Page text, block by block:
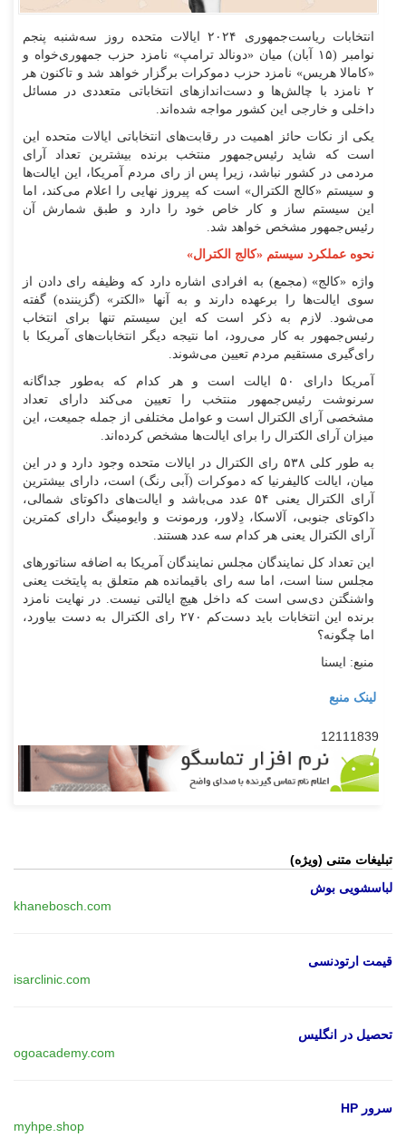
انتخابات ریاست‌جمهوری ۲۰۲۴ ایالات متحده روز سه‌شنبه پنجم
نوامبر (۱۵ آبان) میان «دونالد ترامپ» نامزد حزب جمهوری‌خواه و
«کامالا هریس» نامزد حزب دموکرات برگزار خواهد شد و تاکنون هر
۲ نامزد با چالش‌ها و دست‌انداز‌های انتخاباتی متعددی در مسائل
داخلی و خارجی این کشور مواجه شده‌اند.
یکی از نکات حائز اهمیت در رقابت‌های انتخاباتی ایالات متحده این
است که شاید رئیس‌جمهور منتخب برنده بیشترین تعداد آرای
مردمی در کشور نباشد، زیرا پس از رای مردم آمریکا، این ایالت‌ها
و سیستم «کالج الکترال» است که پیروز نهایی را اعلام می‌کند، اما
این سیستم ساز و کار خاص خود را دارد و طبق شمارش آن
رئیس‌جمهور مشخص خواهد شد.
نحوه عملکرد سیستم «کالج الکترال»
واژه «کالج» (مجمع) به افرادی اشاره دارد که وظیفه رای دادن از
سوی ایالت‌ها را برعهده دارند و به آنها «الکتر» (گزیننده) گفته
می‌شود. لازم به ذکر است که این سیستم تنها برای انتخاب
رئیس‌جمهور به کار می‌رود، اما نتیجه دیگر انتخابات‌های آمریکا با
رای‌گیری مستقیم مردم تعیین می‌شوند.
آمریکا دارای ۵۰ ایالت است و هر کدام که به‌طور جداگانه
سرنوشت رئیس‌جمهور منتخب را تعیین می‌کند دارای تعداد
مشخصی آرای الکترال است و عوامل مختلفی از جمله جمیعت، این
میزان آرای الکترال را برای ایالت‌ها مشخص کرده‌اند.
به طور کلی ۵۳۸ رای الکترال در ایالات متحده وجود دارد و در این
میان، ایالت کالیفرنیا که دموکرات (آبی رنگ) است، دارای بیشترین
آرای الکترال یعنی ۵۴ عدد می‌باشد و ایالت‌های داکوتای شمالی،
داکوتای جنوبی، آلاسکا، دِلاور، ورمونت و وایومینگ دارای کمترین
آرای الکترال یعنی هر کدام سه عدد هستند.
این تعداد کل نمایندگان مجلس نمایندگان آمریکا به اضافه سناتور‌های
مجلس سنا است، اما سه رای باقیمانده هم متعلق به پایتخت یعنی
واشنگتن دی‌سی است که داخل هیچ ایالتی نیست. در نهایت نامزد
برنده این انتخابات باید دست‌کم ۲۷۰ رای الکترال به دست بیاورد،
اما چگونه؟
منبع: ایسنا
لینک منبع
12111839
تبلیغات متنی (ویژه)
لباسشویی بوش
khanebosch.com
قیمت ارتودنسی
isarclinic.com
تحصیل در انگلیس
ogoacademy.com
سرور HP
myhpe.shop